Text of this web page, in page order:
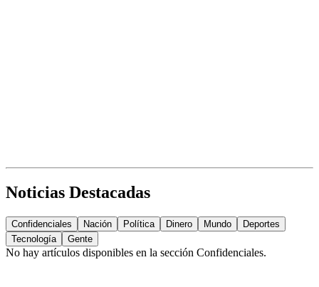
Noticias Destacadas
Confidenciales Nación Política Dinero Mundo
Deportes
Tecnología
Gente
No hay artículos disponibles en la sección Confidenciales.